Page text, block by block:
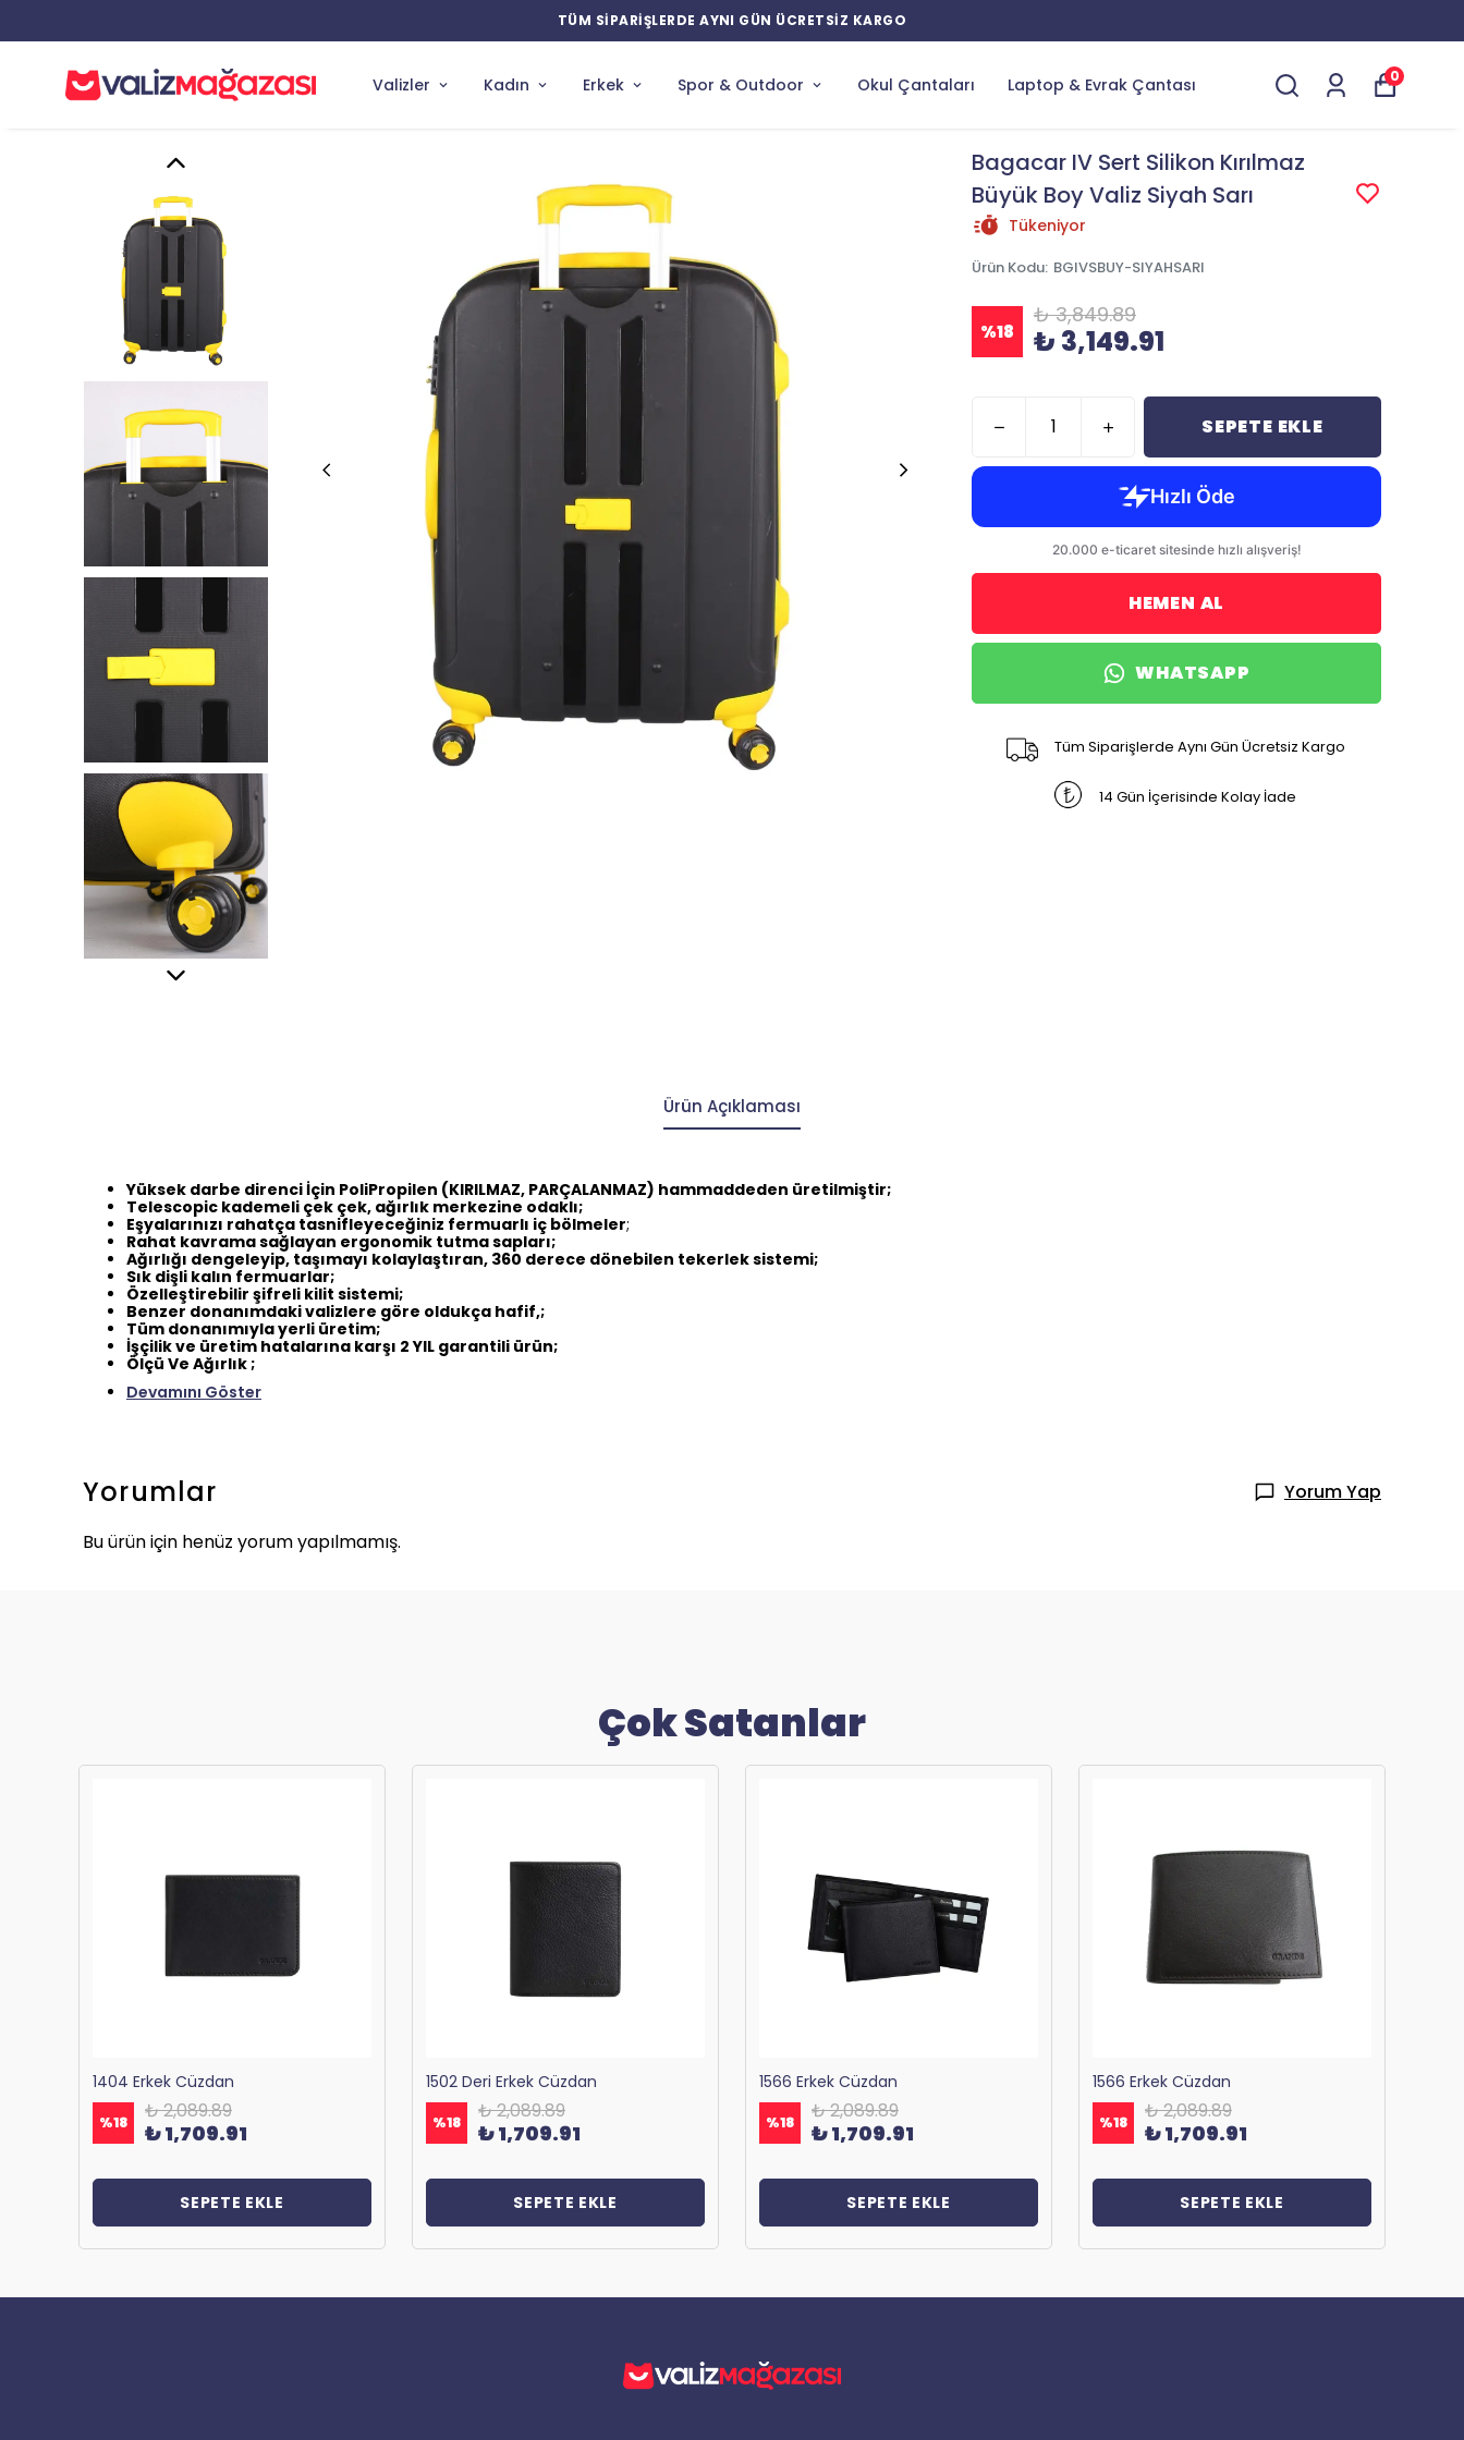
YENİ ÜRÜNLERDE ÖZEL İNDİRİMLER
Valizler Kadın Erkek Spor & Outdoor Okul Çantaları Laptop & Evrak Çantası 0
Bagacar IV Sert Silikon Kırılmaz
Büyük Boy Valiz Siyah Sarı
Tükeniyor
Ürün Kodu: BGIVSBUY-SIYAHSARI
%18
₺ 3,849.89
₺ 3,149.91
SEPETE EKLE
HEMEN AL
WHATSAPP
Tüm Siparişlerde Aynı Gün Ücretsiz Kargo
14 Gün İçerisinde Kolay İade
Ürün Açıklaması
Yüksek darbe direnci İçin PoliPropilen (KIRILMAZ, PARÇALANMAZ) hammaddeden üretilmiştir;
Telescopic kademeli çek çek, ağırlık merkezine odaklı;
Eşyalarınızı rahatça tasnifleyeceğiniz fermuarlı iç bölmeler;
Rahat kavrama sağlayan ergonomik tutma sapları;
Ağırlığı dengeleyip, taşımayı kolaylaştıran, 360 derece dönebilen tekerlek sistemi;
Sık dişli kalın fermuarlar;
Özelleştirebilir şifreli kilit sistemi;
Benzer donanımdaki valizlere göre oldukça hafif,;
Tüm donanımıyla yerli üretim;
İşçilik ve üretim hatalarına karşı 2 YIL garantili ürün;
Ölçü Ve Ağırlık ;
Devamını Göster
Yorumlar
Yorum Yap
Bu ürün için henüz yorum yapılmamış.
Çok Satanlar
1404 Erkek Cüzdan
%18 ₺ 2,089.89
₺ 1,709.91
SEPETE EKLE
1502 Deri Erkek Cüzdan
%18 ₺ 2,089.89
₺ 1,709.91
SEPETE EKLE
1566 Erkek Cüzdan
%18 ₺ 2,089.89
₺ 1,709.91
SEPETE EKLE
1566 Erkek Cüzdan
%18 ₺ 2,089.89
₺ 1,709.91
SEPETE EKLE